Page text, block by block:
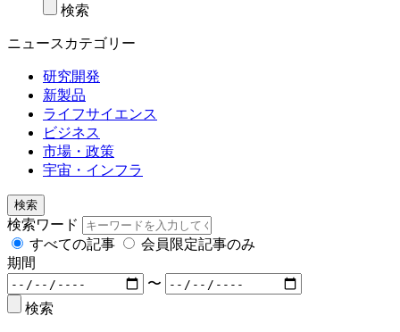
検索
ニュースカテゴリー
研究開発
新製品
ライフサイエンス
ビジネス
市場・政策
宇宙・インフラ
検索
検索ワード
すべての記事
会員限定記事のみ
期間
〜
検索